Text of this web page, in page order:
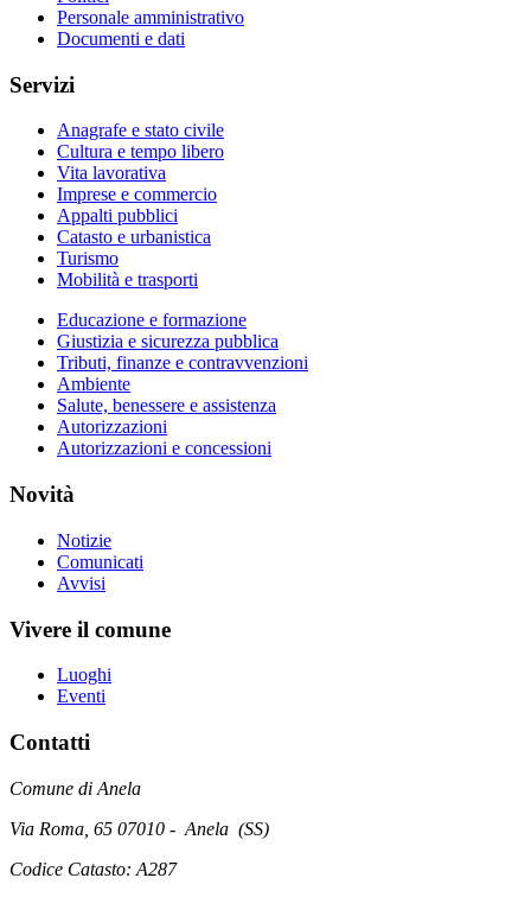
Personale amministrativo
Documenti e dati
Servizi
Anagrafe e stato civile
Cultura e tempo libero
Vita lavorativa
Imprese e commercio
Appalti pubblici
Catasto e urbanistica
Turismo
Mobilità e trasporti
Educazione e formazione
Giustizia e sicurezza pubblica
Tributi, finanze e contravvenzioni
Ambiente
Salute, benessere e assistenza
Autorizzazioni
Autorizzazioni e concessioni
Novità
Notizie
Comunicati
Avvisi
Vivere il comune
Luoghi
Eventi
Contatti
Comune di Anela
Via Roma, 65 07010 - Anela (SS)
Codice Catasto: A287